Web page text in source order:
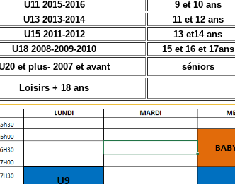
U11 2015-2016
9 et 10 ans
U13 2013-2014
11 et 12 ans
U15 2011-2012
13 et14 ans
U18 2008-2009-2010
15 et 16 et 17ans
et plus- 2007 et avant
séniors
Loisirs + 18 ans